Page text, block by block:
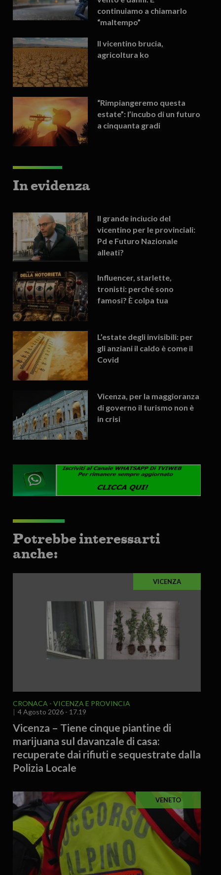
continuiamo a chiamarlo
“maltempo”
Il vicentino brucia,
agricoltura ko
“Rimpiangeremo questa
estate”: l’incubo di un futuro
a cinquanta gradi
In evidenza
Il grande inciucio del
vicentino per le provinciali:
Pd e Futuro Nazionale
alleati?
Influencer, starlette,
tronisti: perché sono
famosi? È colpa tua
L’estate degli invisibili: per
gli anziani il caldo è come il
Covid
Vicenza, per la maggioranza
di governo il turismo non è
in crisi
Potrebbe interessarti
anche:
VICENZA
CRONACA
VICENZA E PROVINCIA
4 Agosto 2026 - 17.19
Vicenza – Tiene cinque piantine di
marijuana sul davanzale di casa:
recuperate dai rifiuti e sequestrate dalla
Polizia Locale
VENETO